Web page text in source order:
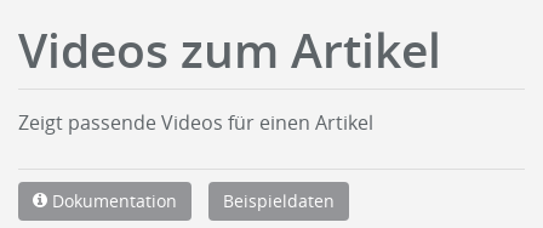
Videos zum Artikel
Zeigt passende Videos für einen Artikel
Dokumentation Beispieldaten